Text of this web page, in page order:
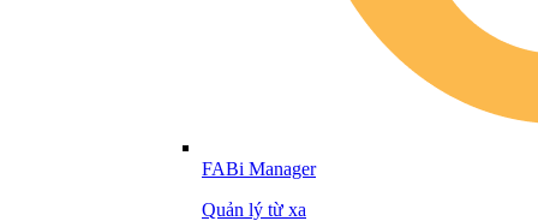
FABi Manager
Quản lý từ xa